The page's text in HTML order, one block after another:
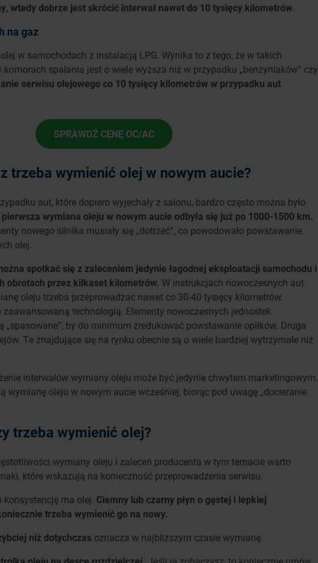
wtedy dobrze jest skrócić interwał nawet do 10 tysięcy kilometrów
na gaz
w samochodach z instalacją LPG. Wynika to z tego, że w takich
spalania jest o wiele wyższa niż w przypadku „benzyniaków” czy
serwisu olejowego co 10 tysięcy kilometrów w przypadku aut
SPRAWDŹ CENĘ OC/AC
trzeba wymienić olej w nowym aucie?
aut, które dopiero wyjechały z salonu, bardzo często można było
pierwsza wymiana oleju w nowym aucie odbyła się już po 1000-1500 km.
nowego silnika musiały się „dotrzeć”, co powodowało powstawanie
olej.
spotkać się z zaleceniem jedynie łagodnej eksploatacji samochodu i
obrotach przez kilkaset kilometrów. W instrukcjach nowoczesnych aut
oleju trzeba przeprowadzać nawet co 30-40 tysięcy kilometrów.
technologią. Elementy nowoczesnych jednostek
„spasowane”, by do minimum zredukować powstawanie opiłków. Druga
Te znajdujące się na rynku obecnie są o wiele bardziej wytrzymałe niż
interwałów wymiany oleju może być jedynie chwytem marketingowym.
wymianę oleju w nowym aucie wcześniej, biorąc pod uwagę „docieranie
trzeba wymienić olej?
wymiany oleju i zaleceń producenta w tym temacie warto
które wskazują na konieczność przeprowadzenia serwisu.
ma olej. Ciemny lub czarny płyn o gęstej i lepkiej
trzeba wymienić go na nowy.
niż dotychczas oznacza w najbliższym czasie wymianę.